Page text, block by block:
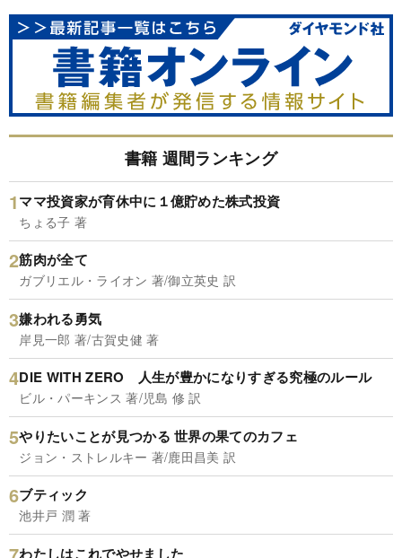
書籍 週間ランキング
ママ投資家が育休中に１億貯めた株式投資
ちょる子 著
筋肉が全て
ガブリエル・ライオン 著/御立英史 訳
嫌われる勇気
岸見一郎 著/古賀史健 著
DIE WITH ZERO 人生が豊かになりすぎる究極のルール
ビル・パーキンス 著/児島 修 訳
やりたいことが見つかる 世界の果てのカフェ
ジョン・ストレルキー 著/鹿田昌美 訳
ブティック
池井戸 潤 著
わたしはこれでやせました